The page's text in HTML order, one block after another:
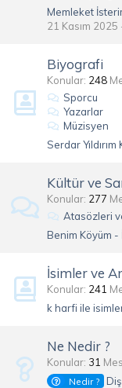
Memleket
21 Kasım 2025
Biyografi
Konular 248
Sporcu
Yazarlar
Müzisyen
Serdar Yıldırım
Kültür ve
Konular 277
Atasözleri
Benim Köyüm
İsimler ve
Konular 241
k harfi ile
Ne Nedir ?
Konular 31
Nedir ?